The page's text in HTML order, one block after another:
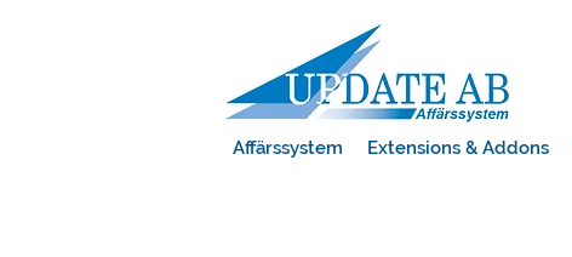
Affärssystem Extensions & Addons